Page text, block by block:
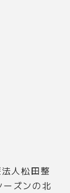
人松田整
ズンの北